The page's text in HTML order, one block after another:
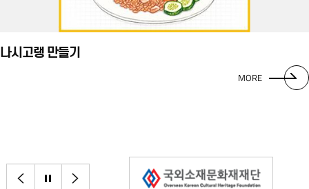
나시고랭 만들기
MORE
이전으로
정지